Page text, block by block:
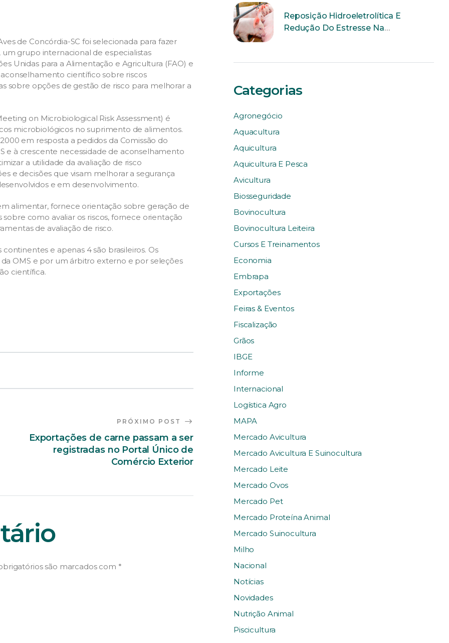
de Concórdia-SC foi selecionada para fazer
grupo internacional de especialistas
Unidas para a Alimentação e Agricultura (FAO) e
científico sobre riscos
sobre opções de gestão de risco para melhorar a
on Microbiological Risk Assessment) é
microbiológicos no suprimento de alimentos.
em resposta a pedidos da Comissão do
e à crescente necessidade de aconselhamento
a utilidade da avaliação de risco
e decisões que visam melhorar a segurança
e em desenvolvimento.
alimentar, fornece orientação sobre geração de
como avaliar os riscos, fornece orientação
de avaliação de risco.
e apenas 4 são brasileiros. Os
OMS e por um árbitro externo e por seleções
científica.
PRÓXIMO POST
Exportações de carne passam a ser
registradas no Portal Único de
Comércio Exterior
são marcados com *
Reposição Hidroeletrolítica E
Redução Do Estresse Na
Categorias
Agronegócio
Aquacultura
Aquicultura
Aquicultura E Pesca
Avicultura
Biosseguridade
Bovinocultura
Bovinocultura Leiteira
Cursos E Treinamentos
Economia
Embrapa
Exportações
Feiras & Eventos
Fiscalização
Grãos
IBGE
Informe
Internacional
Logística Agro
MAPA
Mercado Avicultura
Mercado Avicultura E Suinocultura
Mercado Leite
Mercado Ovos
Mercado Pet
Mercado Proteína Animal
Mercado Suinocultura
Milho
Nacional
Notícias
Novidades
Nutrição Animal
Piscicultura